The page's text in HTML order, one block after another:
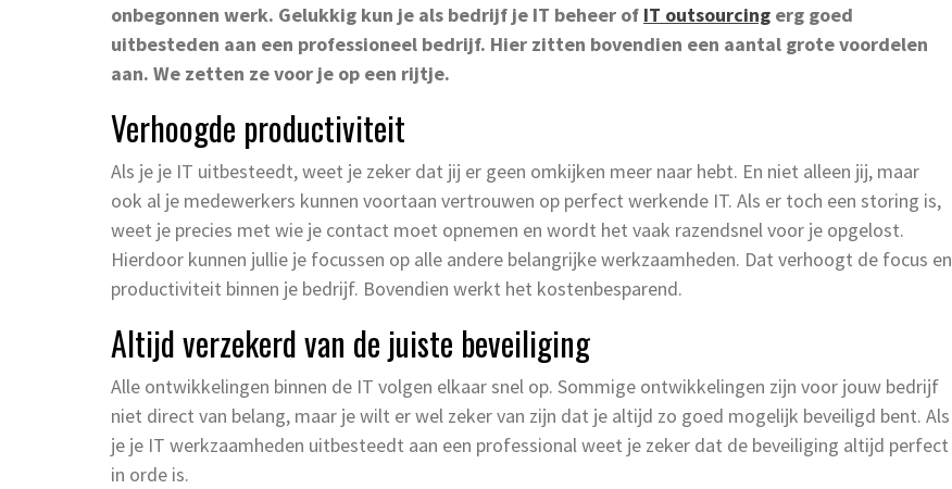
onbegonnen werk. Gelukkig kun je als bedrijf je IT beheer of IT outsourcing erg goed
uitbesteden aan een professioneel bedrijf. Hier zitten bovendien een aantal grote voordelen
aan. We zetten ze voor je op een rijtje.
Verhoogde productiviteit
Als je je IT uitbesteedt, weet je zeker dat jij er geen omkijken meer naar hebt. En niet alleen jij, maar
ook al je medewerkers kunnen voortaan vertrouwen op perfect werkende IT. Als er toch een storing is,
weet je precies met wie je contact moet opnemen en wordt het vaak razendsnel voor je opgelost.
Hierdoor kunnen jullie je focussen op alle andere belangrijke werkzaamheden. Dat verhoogt de focus en
productiviteit binnen je bedrijf. Bovendien werkt het kostenbesparend.
Altijd verzekerd van de juiste beveiliging
Alle ontwikkelingen binnen de IT volgen elkaar snel op. Sommige ontwikkelingen zijn voor jouw bedrijf
niet direct van belang, maar je wilt er wel zeker van zijn dat je altijd zo goed mogelijk beveiligd bent. Als
je je IT werkzaamheden uitbesteedt aan een professional weet je zeker dat de beveiliging altijd perfect
in orde is.